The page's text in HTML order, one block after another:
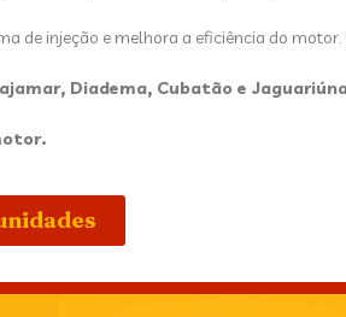
de injeção e melhora a eficiência do
Diadema, Cubatão e